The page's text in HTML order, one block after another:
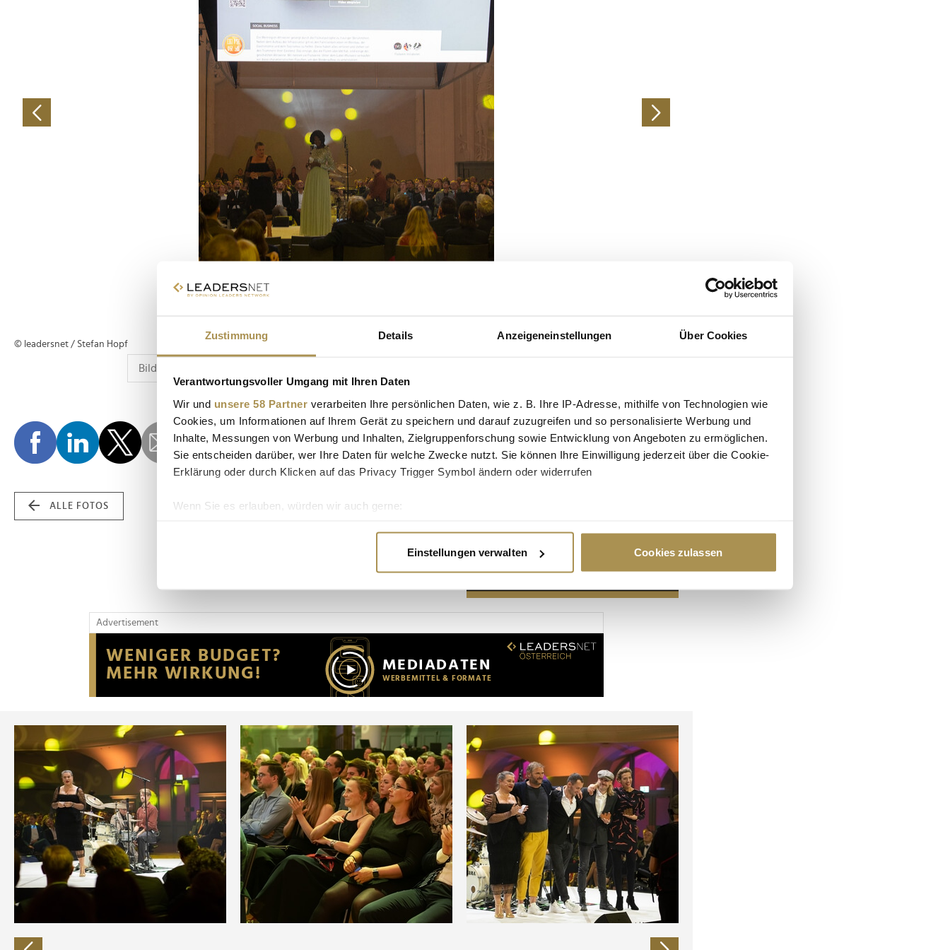
Zustimmung Details Anzeigeneinstellungen Über Cookies
Verantwortungsvoller Umgang mit Ihren Daten
Wir und unsere 58 Partner verarbeiten Ihre persönlichen Daten, wie z. B. Ihre IP-Adresse, mithilfe von Technologien wie
Cookies, um Informationen auf Ihrem Gerät zu speichern und darauf zuzugreifen und so personalisierte Werbung und
Inhalte, Messungen von Werbung und Inhalten, Zielgruppenforschung sowie Entwicklung von Angeboten zu ermöglichen.
Sie entscheiden darüber, wer Ihre Daten für welche Zwecke nutzt. Sie können Ihre Einwilligung jederzeit über die Cookie-
Erklärung oder durch Klicken auf das Privacy Trigger Symbol ändern oder widerrufen
Wenn Sie es erlauben, würden wir auch gerne:
Erfahren Sie mehr darüber, wie Ihre persönlichen Daten verarbeitet werden, und legen Sie Ihre Präferenzen im
Wir verwenden Cookies, um Inhalte und Anzeigen zu personalisieren, Funktionen für soziale Medien anbieten zu können
Website an unsere Partner für soziale Medien, Werbung und Analysen weiter. Unsere Partner führen diese Informationen
möglicherweise mit weiteren Daten zusammen, die Sie ihnen bereitgestellt haben oder die sie im Rahmen Ihrer Nutzung
der Dienste gesammelt haben.
Einstellungen verwalten Cookies zulassen
© leadersnet / Stefan Hopf
ALLE FOTOS
Advertisement
Advertisement